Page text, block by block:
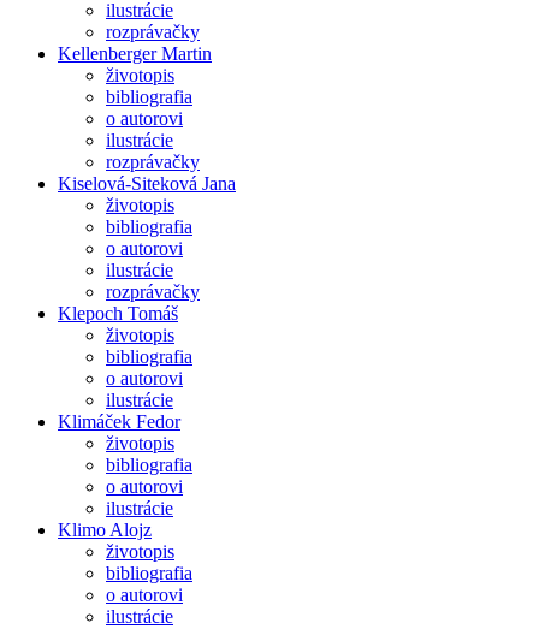
ilustrácie
rozprávačky
Kellenberger Martin
životopis
bibliografia
o autorovi
ilustrácie
rozprávačky
Kiselová-Siteková Jana
životopis
bibliografia
o autorovi
ilustrácie
rozprávačky
Klepoch Tomáš
životopis
bibliografia
o autorovi
ilustrácie
Klimáček Fedor
životopis
bibliografia
o autorovi
ilustrácie
Klimo Alojz
životopis
bibliografia
o autorovi
ilustrácie